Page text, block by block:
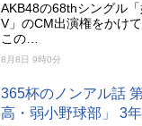
AKB48の68thシングル
V」のCM出演権をかけ
この…
8月8日 9時0分
365杯のノンアル話
高・弱小野球部」 3